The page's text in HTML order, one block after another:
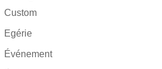
Custom
Egérie
Événement